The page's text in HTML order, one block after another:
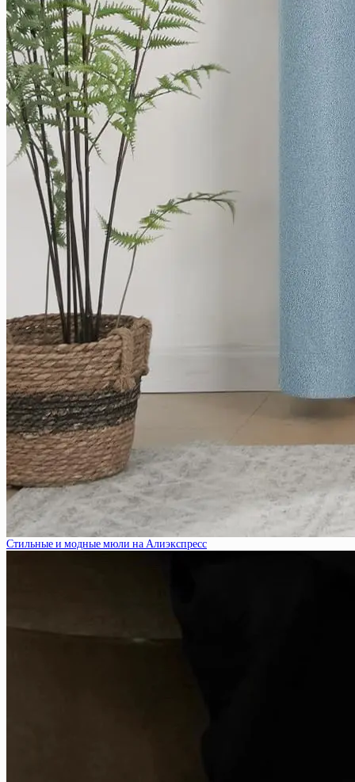
Стильные и модные мюли на Алиэкспресс